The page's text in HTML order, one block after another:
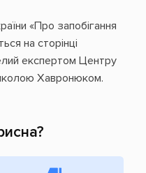
«Про запобігання
на сторінці
експертом Центру
Хавронюком.